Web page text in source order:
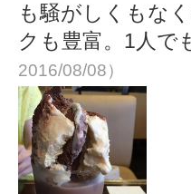
も騒がしくもな
クも豊富。1人で
2016/08/08）